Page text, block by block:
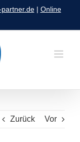
| Online
Zurück Vor